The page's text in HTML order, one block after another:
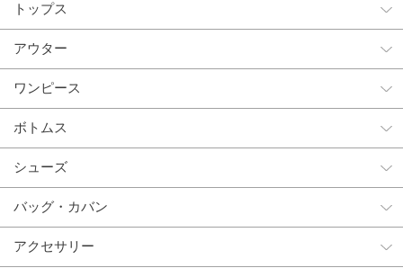
トップス
アウター
ワンピース
ボトムス
シューズ
バッグ・カバン
アクセサリー